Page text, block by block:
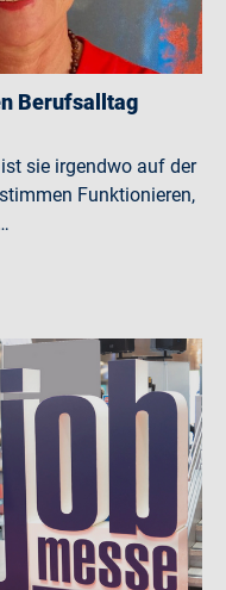
Berufsalltag
sie irgendwo auf der
Funktionieren,